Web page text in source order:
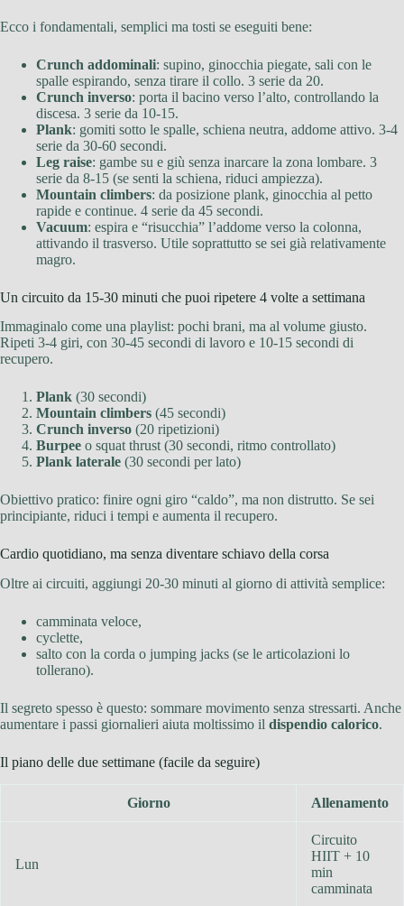
Ecco i fondamentali, semplici ma tosti se eseguiti bene:
Crunch addominali: supino, ginocchia piegate, sali con le
spalle espirando, senza tirare il collo. 3 serie da 20.
Crunch inverso: porta il bacino verso l’alto, controllando la
discesa. 3 serie da 10-15.
Plank: gomiti sotto le spalle, schiena neutra, addome attivo. 3-4
serie da 30-60 secondi.
Leg raise: gambe su e giù senza inarcare la zona lombare. 3
serie da 8-15 (se senti la schiena, riduci ampiezza).
Mountain climbers: da posizione plank, ginocchia al petto
rapide e continue. 4 serie da 45 secondi.
Vacuum: espira e “risucchia” l’addome verso la colonna,
attivando il trasverso. Utile soprattutto se sei già relativamente
magro.
Un circuito da 15-30 minuti che puoi ripetere 4 volte a settimana
Immaginalo come una playlist: pochi brani, ma al volume giusto.
Ripeti 3-4 giri, con 30-45 secondi di lavoro e 10-15 secondi di
recupero.
Plank (30 secondi)
Mountain climbers (45 secondi)
Crunch inverso (20 ripetizioni)
Burpee o squat thrust (30 secondi, ritmo controllato)
Plank laterale (30 secondi per lato)
Obiettivo pratico: finire ogni giro “caldo”, ma non distrutto. Se sei
principiante, riduci i tempi e aumenta il recupero.
Cardio quotidiano, ma senza diventare schiavo della corsa
Oltre ai circuiti, aggiungi 20-30 minuti al giorno di attività semplice:
camminata veloce,
cyclette,
salto con la corda o jumping jacks (se le articolazioni lo
tollerano).
Il segreto spesso è questo: sommare movimento senza stressarti. Anche
aumentare i passi giornalieri aiuta moltissimo il dispendio calorico.
Il piano delle due settimane (facile da seguire)
Giorno Allenamento
Lun
Circuito
HIIT + 10
min
camminata